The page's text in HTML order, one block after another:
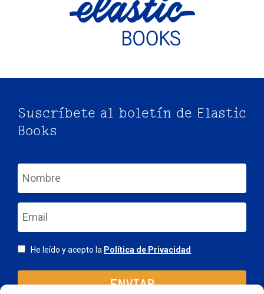
Suscríbete al boletín de Elastic
Books
Consentimiento
He leído y acepto la Política de Privacidad